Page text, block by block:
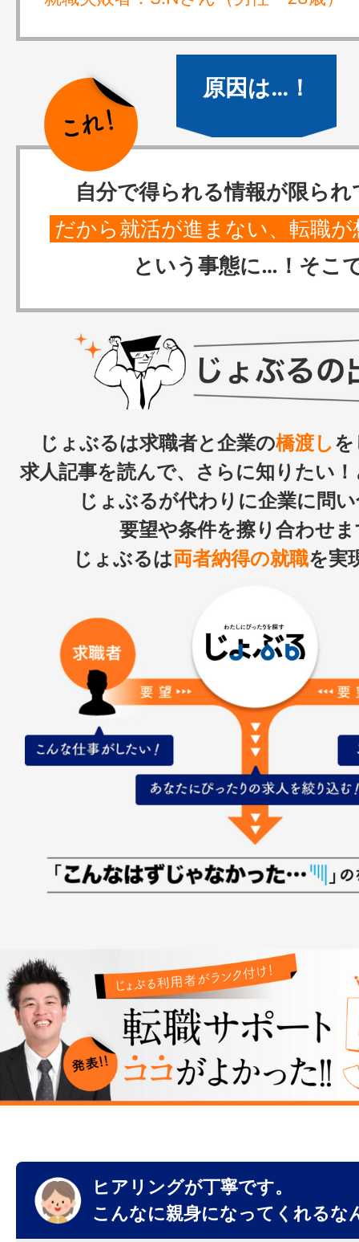
自分で得られる情報が限ら
だから就活が進まない、転職
という事態に…！そこ
じょぶるは求職者と企業の橋渡し
求人記事を読んで、さらに知りたい
じょぶるが代わりに企業に問
要望や条件を擦り合わせ
じょぶるは両者納得の就職を実
ヒアリングが丁寧です。
こんなに親身になってくれるな